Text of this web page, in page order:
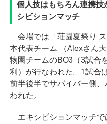
個人技はもちろん連携技
シビションマッチ
会場では「荘園夏祭り
本代表チーム （Alexさん
物園チームのBO3（3試合
利）が行なわれた。1試合
前半後半でサバイバー側
われた。
エキシビションマッチで